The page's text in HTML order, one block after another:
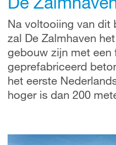
Na voltooiing van dit
zal De Zalmhaven
gebouw zijn met een
geprefabriceerd
het eerste
hoger is dan 200